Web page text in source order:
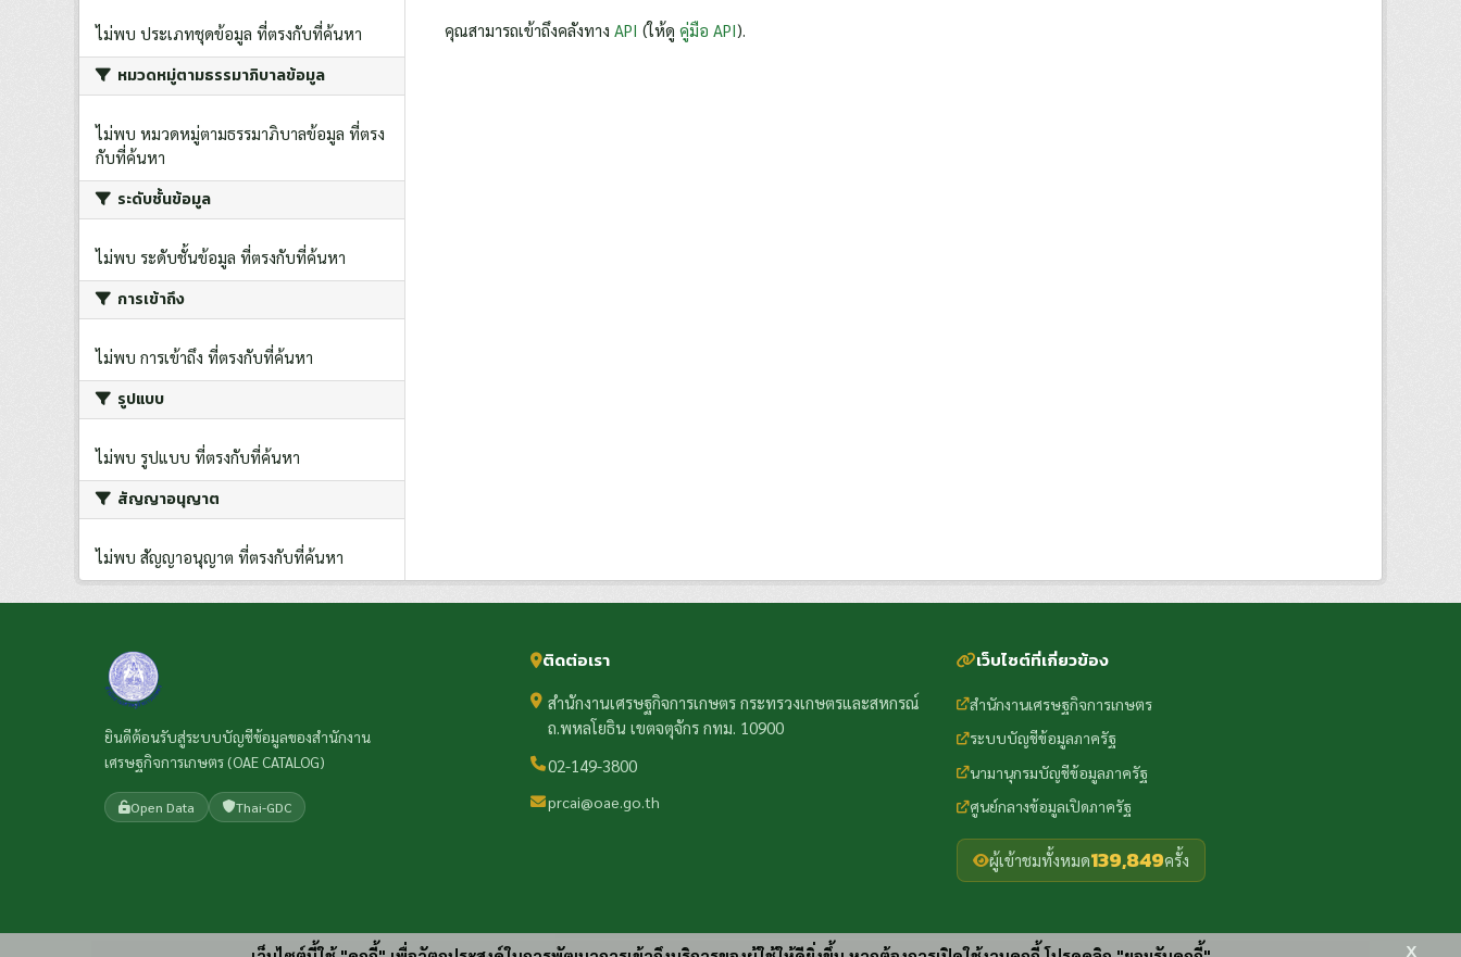
ไม่พบ ประเภทชุดข้อมูล ที่ตรงกับที่ค้นหา
หมวดหมู่ตามธรรมาภิบาลข้อมูล
ไม่พบ หมวดหมู่ตามธรรมาภิบาลข้อมูล ที่ตรง
กับที่ค้นหา
ระดับชั้นข้อมูล
ไม่พบ ระดับชั้นข้อมูล ที่ตรงกับที่ค้นหา
การเข้าถึง
ไม่พบ การเข้าถึง ที่ตรงกับที่ค้นหา
รูปแบบ
ไม่พบ รูปแบบ ที่ตรงกับที่ค้นหา
สัญญาอนุญาต
ไม่พบ สัญญาอนุญาต ที่ตรงกับที่ค้นหา
คุณสามารถเข้าถึงคลังทาง API (ให้ดู คู่มือ API).
ยินดีต้อนรับสู่ระบบบัญชีข้อมูลของสำนักงาน
เศรษฐกิจการเกษตร (OAE CATALOG)
Open Data Thai-GDC
ติดต่อเรา
สำนักงานเศรษฐกิจการเกษตร กระทรวงเกษตรและสหกรณ์
ถ.พหลโยธิน เขตจตุจักร กทม. 10900
02-149-3800
prcai@oae.go.th
เว็บไซต์ที่เกี่ยวข้อง
สำนักงานเศรษฐกิจการเกษตร
ระบบบัญชีข้อมูลภาครัฐ
นามานุกรมบัญชีข้อมูลภาครัฐ
ศูนย์กลางข้อมูลเปิดภาครัฐ
ผู้เข้าชมทั้งหมด139,849ครั้ง
x